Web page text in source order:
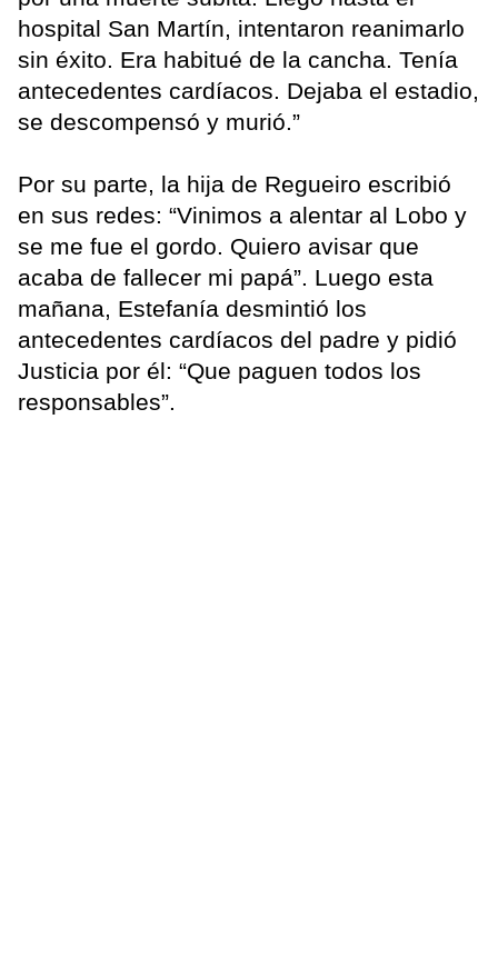
hospital San Martín, intentaron reanimarlo
sin éxito. Era habitué de la cancha. Tenía
antecedentes cardíacos. Dejaba el estadio,
se descompensó y murió.”
Por su parte, la hija de Regueiro escribió
en sus redes: “Vinimos a alentar al Lobo y
se me fue el gordo. Quiero avisar que
acaba de fallecer mi papá”. Luego esta
mañana, Estefanía desmintió los
antecedentes cardíacos del padre y pidió
Justicia por él: “Que paguen todos los
responsables”.